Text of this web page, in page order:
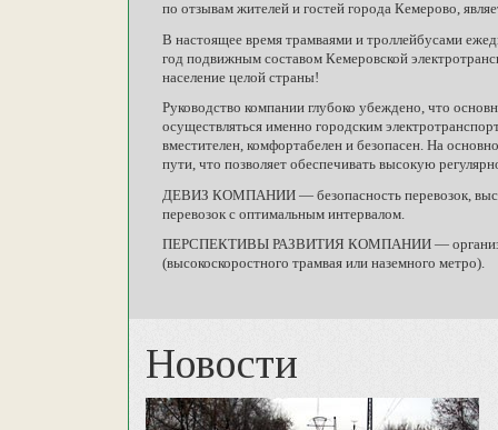
по отзывам жителей и гостей города Кемерово,
В настоящее время трамваями и троллейбусами
год подвижным составом Кемеровской
население целой страны!
Руководство компании глубоко убеждено, что
осуществляться именно городским
вместителен, комфортабелен и безопасен. На
пути, что позволяет обеспечивать высокую
ДЕВИЗ КОМПАНИИ — безопасность перевозок,
перевозок с оптимальным интервалом.
ПЕРСПЕКТИВЫ РАЗВИТИЯ КОМПАНИИ —
(высокоскоростного трамвая или наземного метро).
Новости